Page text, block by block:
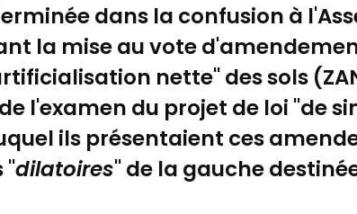
dans la confusion à
la mise au vote
nette" des sols
l'examen du projet de loi "de
ils présentaient ces
"dilatoires" de la gauche